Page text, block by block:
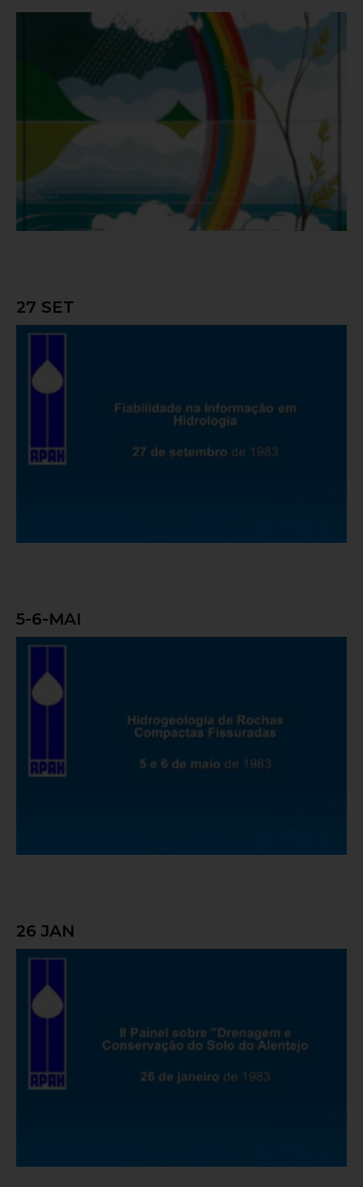
Dia Nacional da Água 1983
27 SET
Fissuradas
5-6-MAI
do Solo do Alentejo
26 JAN